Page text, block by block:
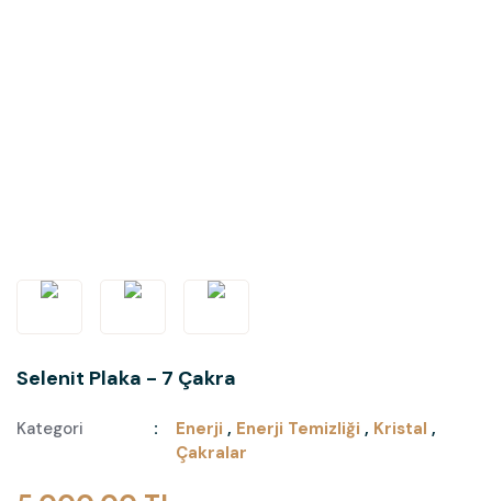
Selenit Plaka - 7 Çakra
Kategori Enerji , Enerji Temizliği , Kristal ,
Çakralar